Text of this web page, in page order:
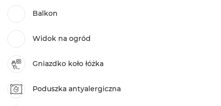
Balkon
Widok na ogród
Gniazdko koło łóżka
Poduszka antyalergiczna